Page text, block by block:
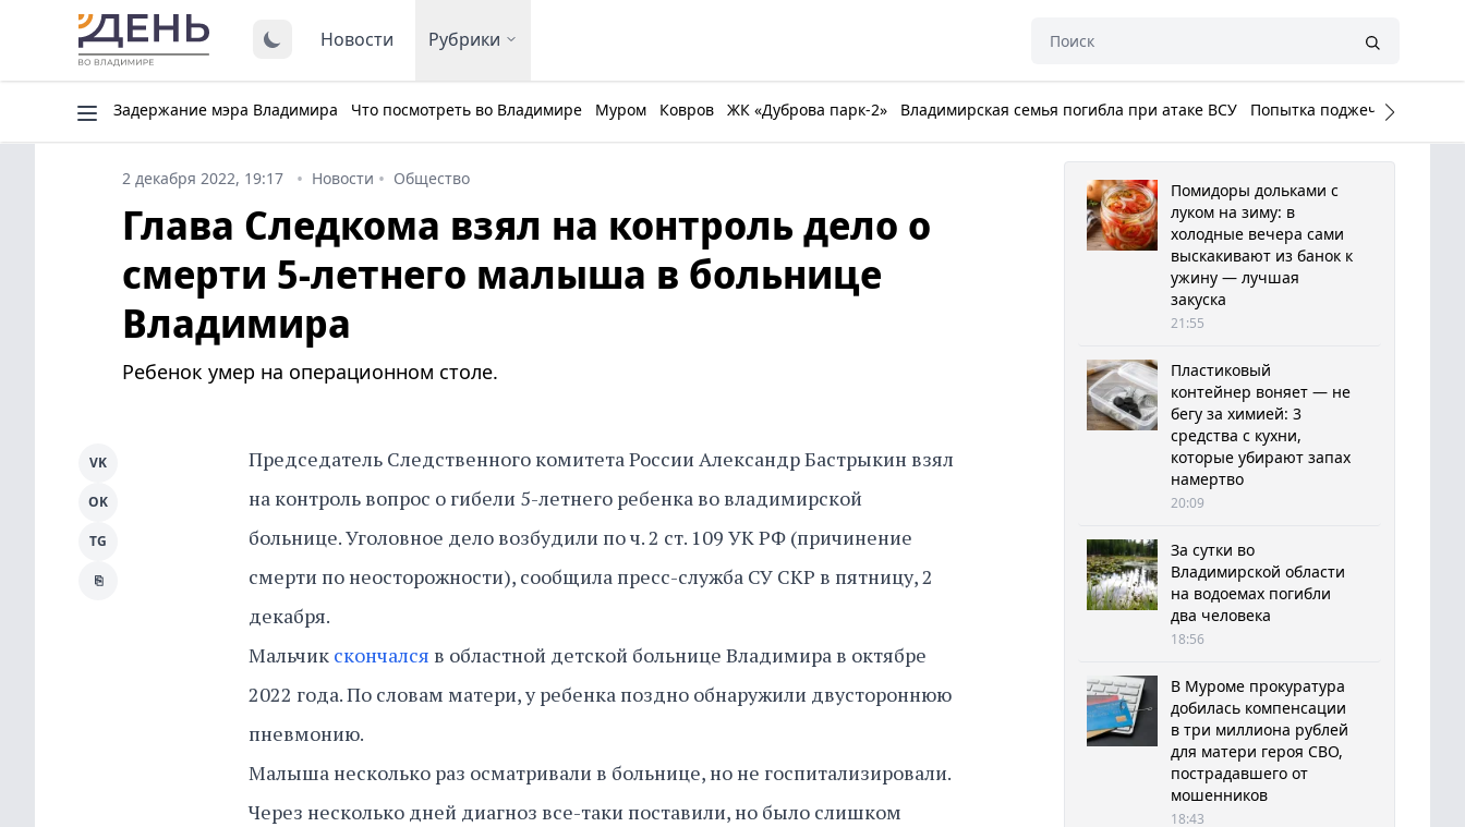
Новости Рубрики
Задержание мэра Владимира Что посмотреть во Владимире Муром Ковров ЖК «Дуброва парк-2» Владимирская семья погибла при атаке ВСУ Попытка поджечь Белый
2 декабря 2022, 19:17 Новости Общество
Глава Следкома взял на контроль дело о
смерти 5-летнего малыша в больнице
Владимира
Ребенок умер на операционном столе.
Председатель Следственного комитета России Александр Бастрыкин взял
на контроль вопрос о гибели 5-летнего ребенка во владимирской
больнице. Уголовное дело возбудили по ч. 2 ст. 109 УК РФ (причинение
смерти по неосторожности), сообщила пресс-служба СУ СКР в пятницу, 2
декабря.
Мальчик скончался в областной детской больнице Владимира в октябре
2022 года. По словам матери, у ребенка поздно обнаружили двустороннюю
пневмонию.
Малыша несколько раз осматривали в больнице, но не госпитализировали.
Через несколько дней диагноз все-таки поставили, но было слишком
VK
OK
TG
⎘
Помидоры дольками с
луком на зиму: в
холодные вечера сами
выскакивают из банок к
ужину — лучшая
закуска
21:55
Пластиковый
контейнер воняет — не
бегу за химией: 3
средства с кухни,
которые убирают запах
намертво
20:09
За сутки во
Владимирской области
на водоемах погибли
два человека
18:56
В Муроме прокуратура
добилась компенсации
в три миллиона рублей
для матери героя СВО,
пострадавшего от
мошенников
18:43